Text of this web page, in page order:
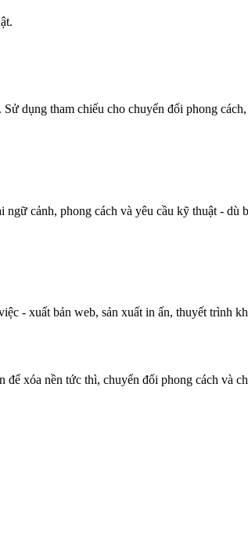
dụng tham chiếu cho chuyển đổi phong
cảnh, phong cách và yêu cầu kỹ thuật - dù
- xuất bản web, sản xuất in ấn, thuyết trình
xóa nền tức thì, chuyển đổi phong cách và